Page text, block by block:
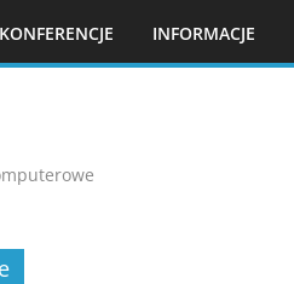
KONFERENCJE INFORMACJE